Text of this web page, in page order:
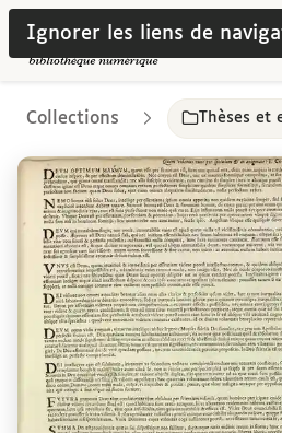
Ignorer les liens de
Collections